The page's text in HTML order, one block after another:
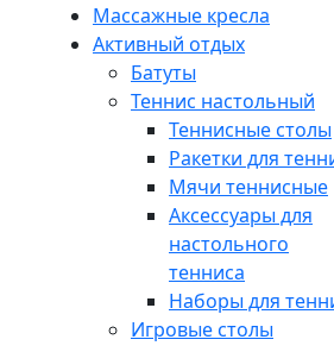
Массажные кресла
Активный отдых
Батуты
Теннис настольный
Теннисные столы
Ракетки для
Мячи теннисные
Аксессуары для
настольного
тенниса
Наборы для
Игровые столы